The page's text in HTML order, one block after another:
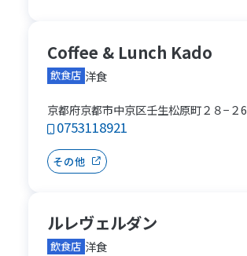
Coffee & Lunch Kado
飲食店 洋食
京都府京都市中京区壬生松原町２８−２6
0753118921
その他
ルレヴェルダン
飲食店 洋食